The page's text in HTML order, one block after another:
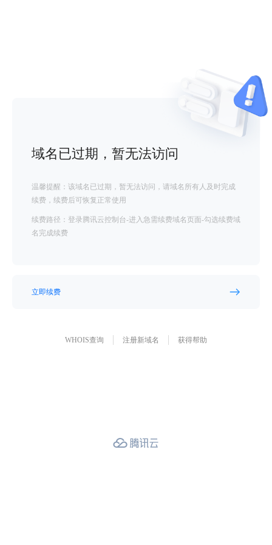
域名已过期，暂无法访问
温馨提醒：该域名已过期，暂无法访问，请域名所有人及时完成
续费，续费后可恢复正常使用
续费路径：登录腾讯云控制台-进入急需续费域名页面-勾选续费域
名完成续费
立即续费
WHOIS查询 注册新域名 获得帮助